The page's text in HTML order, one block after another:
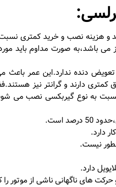
و هزینه نصب و خرید کمتری
باشد،به صورت مداوم باید
دنده ندارد.این عمر باعث
دارند و گرانتر نیز
به نوع گیربکسی نصب می
دارد.
نیست.
دارد.
های ناگهانی ناشی از موتور